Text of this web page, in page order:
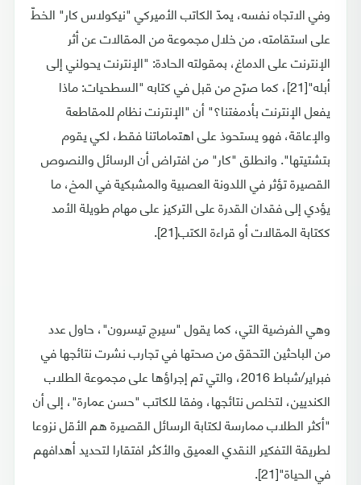
وفي الاتجاه نفسه، يمدّ الكاتب الأميركي "نيكولاس كار" الخطّ
على استقامته، من خلال مجموعة من المقالات عن أثر
الإنترنت على الدماغ، بمقولته الحادة: "الإنترنت يحولني إلى
أبله"[21]، كما صرّح من قبل في كتابه "السطحيات: ماذا
يفعل الإنترنت بأدمغتنا؟" أن "الإنترنت نظام للمقاطعة
والإعاقة، فهو يستحوذ على اهتماماتنا فقط، لكي يقوم
بتشتيتها". وانطلق "كار" من افتراض أن الرسائل والنصوص
القصيرة تؤثر في اللدونة العصبية والمشبكية في المخ، ما
يؤدي إلى فقدان القدرة على التركيز على مهام طويلة الأمد
ككتابة المقالات أو قراءة الكتب[21].
وهي الفرضية التي، كما يقول "سيرج تيسرون"، حاول عدد
من الباحثين التحقق من صحتها في تجارب نشرت نتائجها في
فبراير/شباط 2016، والتي تم إجراؤها على مجموعة الطلاب
الكنديين، لتخلص نتائجها، وفقا للكاتب "حسن عمارة"، إلى أن
"أكثر الطلاب ممارسة لكتابة الرسائل القصيرة هم الأقل نزوعا
لطريقة التفكير النقدي العميق والأكثر افتقارا لتحديد أهدافهم
في الحياة"[21].